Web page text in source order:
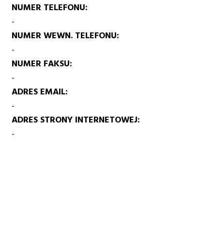
NUMER TELEFONU
-
NUMER WEWN. TELEFONU
-
NUMER FAKSU
-
ADRES EMAIL
-
ADRES STRONY INTERNETOWEJ
-